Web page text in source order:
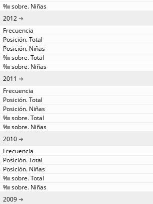
2012
2011
2010
2009